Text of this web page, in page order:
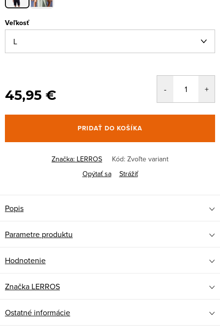
Veľkosť
45,95 €
PRIDAŤ DO KOŠÍKA
Značka: LERROS Kód: Zvoľte variant
Opýtať sa
Strážiť
Popis
Parametre produktu
Hodnotenie
Značka LERROS
Ostatné informácie